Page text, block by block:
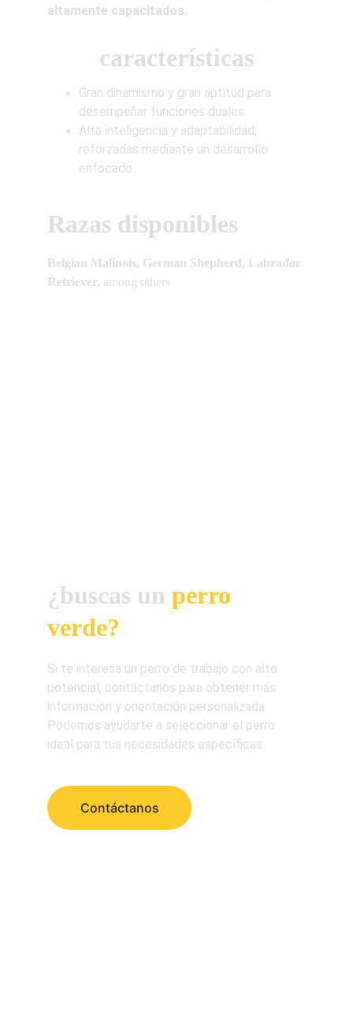
Belgian Malinois, German Shepherd, Labrador
Retriever, among others
características
Gran dinamismo y gran aptitud para
desempeñar funciones duales.
Alta inteligencia y adaptabilidad,
reforzadas mediante un desarrollo
enfocado.
altamente capacitados.
Razas disponibles
¿buscas un perro
verde?
Si te interesa un perro de trabajo con alto
potencial, contáctanos para obtener más
información y orientación personalizada.
Podemos ayudarte a seleccionar el perro
ideal para tus necesidades específicas.
Contáctanos